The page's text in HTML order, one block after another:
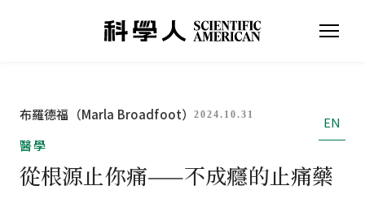
布羅德福（Marla Broadfoot）2024.10.31
EN
醫學
從根源止你痛——不成癮的止痛藥